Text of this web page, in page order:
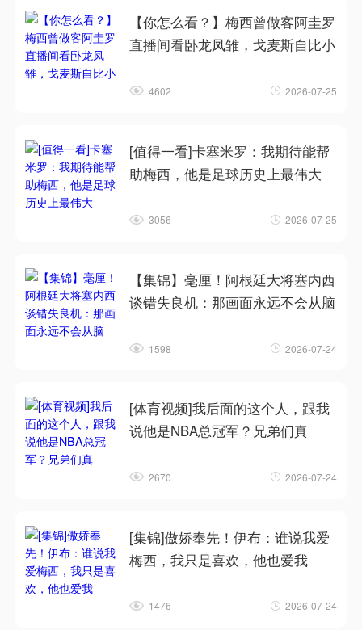
【你怎么看？】梅西曾做客阿圭罗
直播间看卧龙凤雏，戈麦斯自比小
4602 2026-07-25
[值得一看]卡塞米罗：我期待能帮
助梅西，他是足球历史上最伟大
3056 2026-07-25
【集锦】毫厘！阿根廷大将塞内西
谈错失良机：那画面永远不会从脑
1598 2026-07-24
[体育视频]我后面的这个人，跟我
说他是NBA总冠军？兄弟们真
2670 2026-07-24
[集锦]傲娇奉先！伊布：谁说我爱
梅西，我只是喜欢，他也爱我
1476 2026-07-24